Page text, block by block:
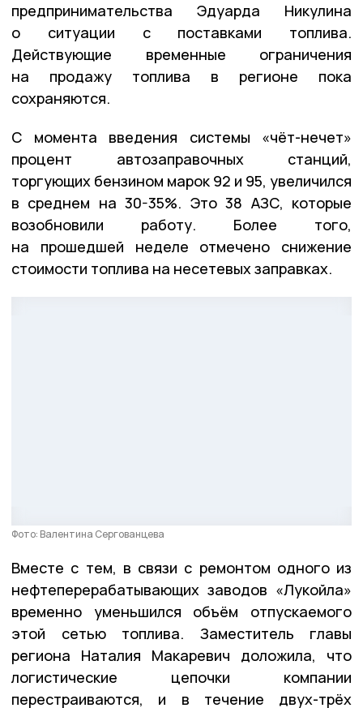
предпринимательства Эдуарда Никулина
о ситуации с поставками топлива.
Действующие временные ограничения
на продажу топлива в регионе пока
сохраняются.
С момента введения системы «чёт-нечет»
процент автозаправочных станций,
торгующих бензином марок 92 и 95, увеличился
в среднем на 30-35%. Это 38 АЗС, которые
возобновили работу. Более того,
на прошедшей неделе отмечено снижение
стоимости топлива на несетевых заправках.
Фото: Валентина Сергованцева
Вместе с тем, в связи с ремонтом одного из
нефтеперерабатывающих заводов «Лукойла»
временно уменьшился объём отпускаемого
этой сетью топлива. Заместитель главы
региона Наталия Макаревич доложила, что
логистические цепочки компании
перестраиваются, и в течение двух-трёх